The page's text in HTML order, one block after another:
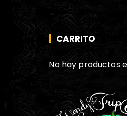
CARRITO
No hay productos